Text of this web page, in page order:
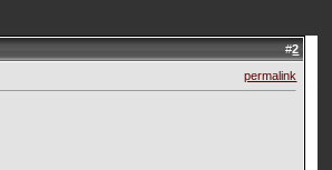
#2
permalink